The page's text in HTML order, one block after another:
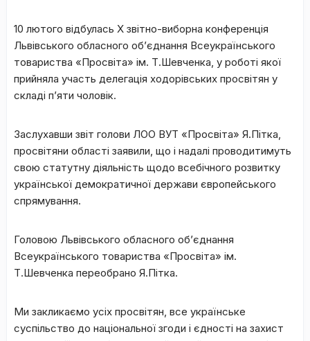
10 лютого відбулась Х звітно-виборна конференція
Львівського обласного об’єднання Всеукраїнського
товариства «Просвіта» ім. Т.Шевченка, у роботі якої
прийняла участь делегація ходорівських просвітян у
складі п’яти чоловік.
Заслухавши звіт голови ЛОО ВУТ «Просвіта» Я.Пітка,
просвітяни області заявили, що і надалі проводитимуть
свою статутну діяльність щодо всебічного розвитку
української демократичної держави європейського
спрямування.
Головою Львівського обласного об’єднання
Всеукраїнського товариства «Просвіта» ім.
Т.Шевченка переобрано Я.Пітка.
Ми закликаємо усіх просвітян, все українське
суспільство до національної згоди і єдності на захист